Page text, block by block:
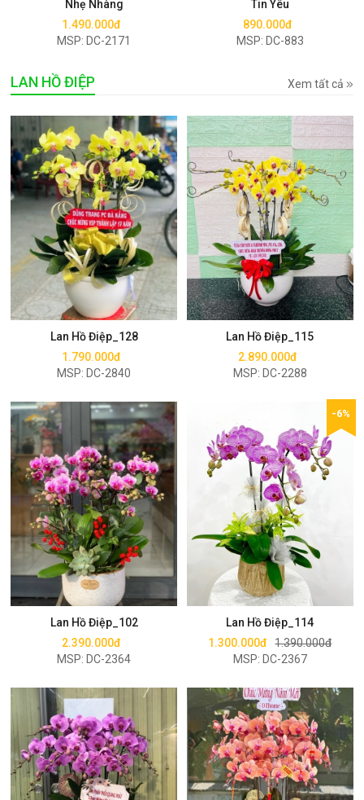
Nhẹ Nhàng
1.490.000đ
MSP: DC-2171
Tin Yêu
890.000đ
MSP: DC-883
LAN HỒ ĐIỆP Xem tất cả
Lan Hồ Điệp_128
1.790.000đ
MSP: DC-2840
Mua ngay
Lan Hồ Điệp_115
2.890.000đ
MSP: DC-2288
Mua ngay
Lan Hồ Điệp_102
2.390.000đ
MSP: DC-2364
Mua ngay
Lan Hồ Điệp_114
1.300.000đ 1.390.000đ
MSP: DC-2367
-6%
Mua ngay